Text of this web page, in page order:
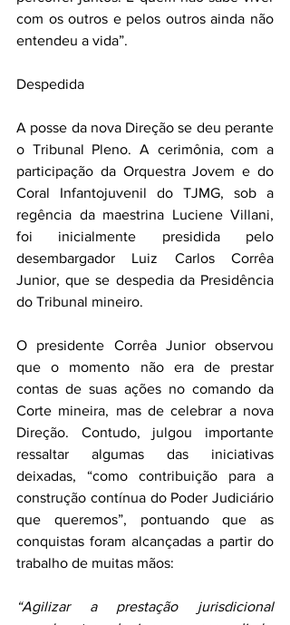
com os outros e pelos outros ainda não
entendeu a vida”.
Despedida
A posse da nova Direção se deu perante
o Tribunal Pleno. A cerimônia, com a
participação da Orquestra Jovem e do
Coral Infantojuvenil do TJMG, sob a
regência da maestrina Luciene Villani,
foi inicialmente presidida pelo
desembargador Luiz Carlos Corrêa
Junior, que se despedia da Presidência
do Tribunal mineiro.
O presidente Corrêa Junior observou
que o momento não era de prestar
contas de suas ações no comando da
Corte mineira, mas de celebrar a nova
Direção. Contudo, julgou importante
ressaltar algumas das iniciativas
deixadas, “como contribuição para a
construção contínua do Poder Judiciário
que queremos”, pontuando que as
conquistas foram alcançadas a partir do
trabalho de muitas mãos:
“Agilizar a prestação jurisdicional